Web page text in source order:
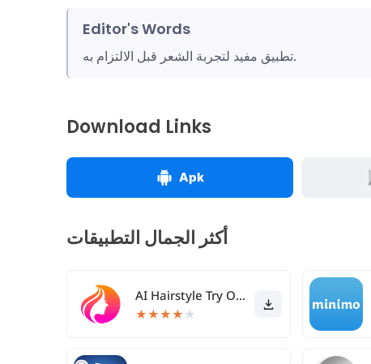
Editor's Words
تطبيق مفيد لتجربة الشعر قبل الالتزام به.
Download Links
Apk
أكثر الجمال التطبيقات
AI Hairstyle Try On・Bangs・Wigs
★★★★ ★